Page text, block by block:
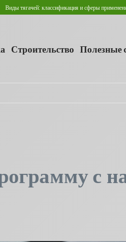
классификация и сферы применения Где
Строительство Полезные
с